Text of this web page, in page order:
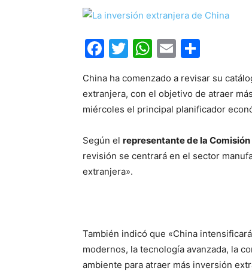
Facebook
Twitter
WhatsApp
Email
China ha comenzado a revisar su
extranjera, con el objetivo de atraer
miércoles el principal planificador
Según el representante de la
revisión se centrará en el sector
extranjera».
También indicó que «China
modernos, la tecnología avanzada, la
ambiente para atraer más inversión